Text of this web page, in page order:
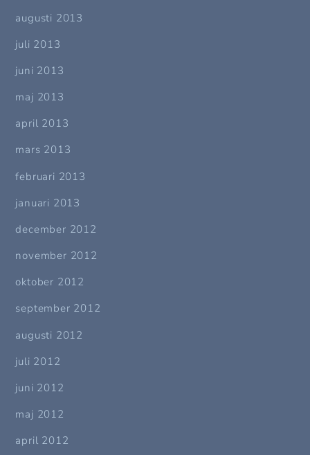
augusti 2013
juli 2013
juni 2013
maj 2013
april 2013
mars 2013
februari 2013
januari 2013
december 2012
november 2012
oktober 2012
september 2012
augusti 2012
juli 2012
juni 2012
maj 2012
april 2012